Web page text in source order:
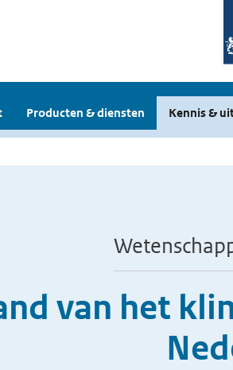
Producten & diensten Kennis &
van het